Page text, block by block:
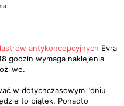
antykoncepcyjnych Evra
godzin wymaga naklejenia
w dotychczasowym "dniu
to piątek. Ponadto